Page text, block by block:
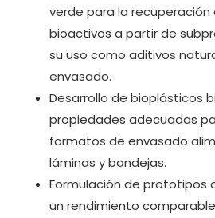
verde para la
bioactivos a partir de
su uso como aditivos
envasado.
Desarrollo de bioplásticos
propiedades adecuadas
formatos de envasado
láminas y bandejas.
Formulación de prototipos
un rendimiento